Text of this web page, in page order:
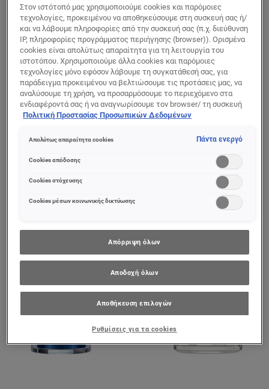
Wrinkle Expert
65+ Κρέμα
Μείωση Ρυτίδων
0/5
Revitalift
Laser Ορός
0/5
Στον ιστότοπό μας χρησιμοποιούμε cookies και παρόμοιες
τεχνολογίες, προκειμένου να αποθηκεύσουμε στη συσκευή σας ή/
και να λάβουμε πληροφορίες από την συσκευή σας (π.χ. διεύθυνση
IP, πληροφορίες προγράμματος περιήγησης (browser)). Ορισμένα
cookies είναι απολύτως απαραίτητα για τη λειτουργία του
ιστοτόπου. Χρησιμοποιούμε άλλα cookies και παρόμοιες
τεχνολογίες μόνο εφόσον λάβουμε τη συγκατάθεσή σας, για
παράδειγμα προκειμένου να βελτιώσουμε τις προτάσεις μας, να
αναλύσουμε τη χρήση, να προσαρμόσουμε το περιεχόμενο στα
ενδιαφέροντά σας ή να αναγνωρίσουμε τον browser/ τη συσκευή
σας για τη δημιουργία προφίλ με τα ενδιαφέροντά σας και να σας
διαδικτυακές προτάσεις. Μπορείτε να αποδεχθείτε cookies τα
(«Απόρριψη όλων») ή να ρυθμίσετε και να αποθηκεύσετε τις
επιλογές σας («Αποθήκευση επιλογών»). Μπορείτε επίσης, ανά
πάσα στιγμή, να ελέγξετε και να ρυθμίσετε εκ νέου τις επιλογές
Περισσότερες πληροφορίες μπορείτε να βρείτε στην
Πολιτική Προστασίας Προσωπικών Δεδομένων
Απολύτως απαραίτητα cookies Πάντα ενεργό
Cookies απόδοσης
Cookies στόχευσης
Cookies μέσων κοινωνικής δικτύωσης
Απόρριψη όλων
Αποδοχή όλων
Αποθήκευση επιλογών
Ρυθμίσεις για τα cookies